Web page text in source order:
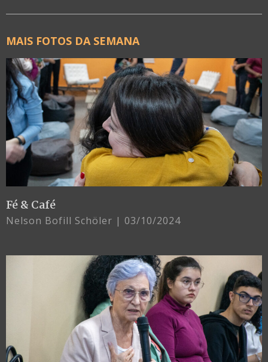
MAIS FOTOS DA SEMANA
Fé & Café
Nelson Bofill Schöler 03/10/2024